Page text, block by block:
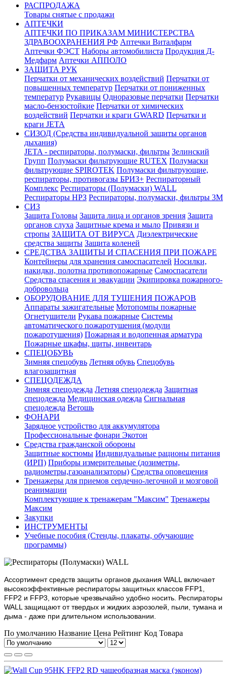
РАСПРОДАЖА
Товары снятые с продажи
АПТЕЧКИ
АПТЕЧКИ ПО ПРИКАЗАМ МИНИСТЕРСТВА
ЗДРАВООХРАНЕНИЯ РФ Аптечки Виталфарм
Аптечки ФЭСТ Наборы автомобилиста Продукция Д-
Медфарм Аптечки АППОЛО
ЗАЩИТА РУК
Перчатки от механических воздействий Перчатки от
повышенных температур Перчатки от пониженных
температур Рукавицы Одноразовые перчатки Перчатки
масло-бензостойкие Перчатки от химических
воздействий Перчатки и краги GWARD Перчатки и
краги JETA
СИЗОД (Средства индивидуальной защиты органов
дыхания)
JETA - респираторы, полумаски, фильтры Зелинский
Групп Полумаски фильтрующие RUTEX Полумаски
фильтрующие SPIROTEK Полумаски фильтрующие,
респираторы, противогазы БРИЗ+ Респираторный
Комплекс Респираторы (Полумаски) WALL
Респираторы НРЗ Респираторы, полумаски, фильтры 3М
СИЗ
Защита Головы Защита лица и органов зрения Защита
органов слуха Защитные крема и мыло Привязи и
стропы ЗАЩИТА ОТ ВИРУСА Диэлектрические
средства защиты Защита коленей
СРЕДСТВА ЗАЩИТЫ И СПАСЕНИЯ ПРИ ПОЖАРЕ
Контейнеры для хранения самоспасателей Носилки,
накидки, полотна противопожарные Самоспасатели
Средства спасения и эвакуации Экипировка пожарного-
добровольца
ОБОРУДОВАНИЕ ДЛЯ ТУШЕНИЯ ПОЖАРОВ
Аппараты зажигательные Мотопомпы пожарные
Огнетушители Рукава пожарные Системы
автоматического пожаротушения (модули
пожаротушения) Пожарная и водопенная арматура
Пожарные шкафы, щиты, инвентарь
СПЕЦОБУВЬ
Зимняя спецобувь Летняя обувь Спецобувь
влагозащитная
СПЕЦОДЕЖДА
Зимняя спецодежда Летняя спецодежда Защитная
спецодежда Медицинская одежда Сигнальная
спецодежда Ветошь
ФОНАРИ
Зарядное устройство для аккумулятора
Профессиональные фонари Экотон
Средства гражданской обороны
Защитные костюмы Индивидуальные рационы питания
(ИРП) Приборы измерительные (дозиметры,
радиометры,газоанализаторы) Средства оповещения
Тренажеры для приемов сердечно-легочной и мозговой
реанимации
Комплектующие к тренажерам "Максим" Тренажеры
Максим
Закупки
ИНСТРУМЕНТЫ
Учебные пособия (Стенды, плакаты, обучающие
программы)
Ассортимент средств защиты органов дыхания WALL включает
высокоэффективные респираторы защитных классов FFP1,
FFP2 и FFP3, которые чрезвычайно удобно носить. Респираторы
WALL защищают от твердых и жидких аэрозолей, пыли, тумана и
дыма - даже при длительном использовании.
По умолчанию Название Цена Рейтинг Код Товара